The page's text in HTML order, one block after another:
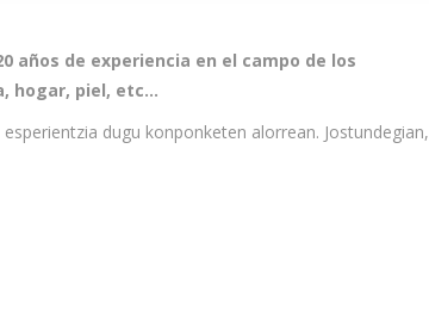
años de experiencia en el campo de los
hogar, piel, etc…
dugu konponketen alorrean. Jostundegian,